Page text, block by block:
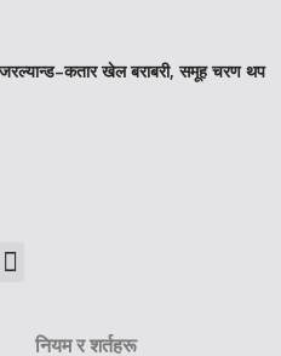
खेल बराबरी, समूह चरण थप
नियम र शर्तहरू